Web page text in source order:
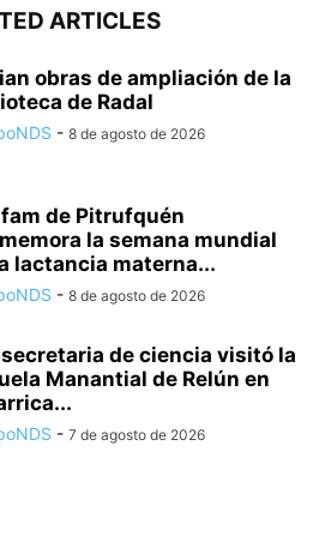
ARTICLES
obras de ampliación de la
de Radal
- 8 de agosto de 2026
de Pitrufquén
la semana mundial
lactancia materna...
- 8 de agosto de 2026
de ciencia visitó la
Manantial de Relún en
- 7 de agosto de 2026